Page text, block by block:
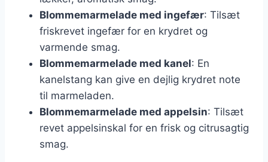
Blommemarmelade med ingefær: Tilsæt
friskrevet ingefær for en krydret og
varmende smag.
Blommemarmelade med kanel: En
kanelstang kan give en dejlig krydret note
til marmeladen.
Blommemarmelade med appelsin: Tilsæt
revet appelsinskal for en frisk og citrusagtig
smag.